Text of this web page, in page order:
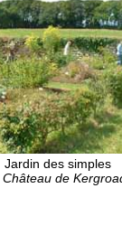
Jardin des simples
Château de